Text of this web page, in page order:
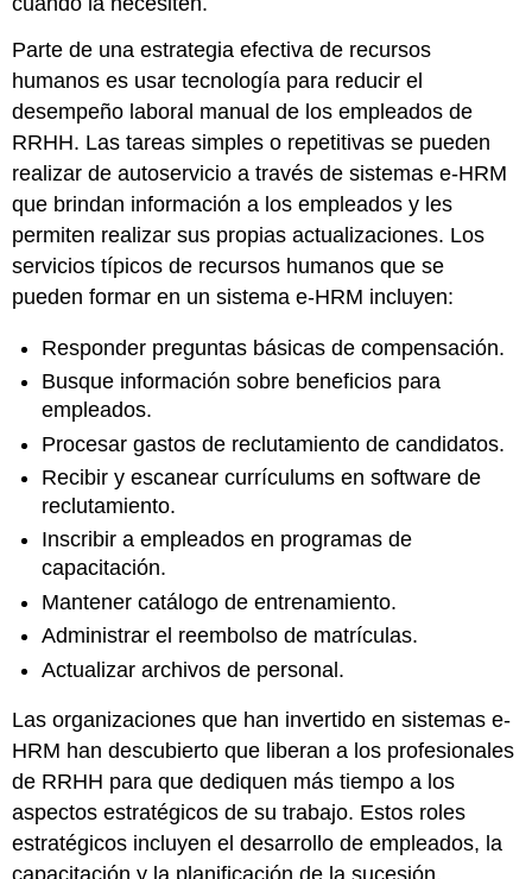
Parte de una estrategia efectiva de recursos
humanos es usar tecnología para reducir el
desempeño laboral manual de los empleados de
RRHH. Las tareas simples o repetitivas se pueden
realizar de autoservicio a través de sistemas e-HRM
que brindan información a los empleados y les
permiten realizar sus propias actualizaciones. Los
servicios típicos de recursos humanos que se
pueden formar en un sistema e-HRM incluyen:
Responder preguntas básicas de compensación.
Busque información sobre beneficios para
empleados.
Procesar gastos de reclutamiento de candidatos.
Recibir y escanear currículums en software de
reclutamiento.
Inscribir a empleados en programas de
capacitación.
Mantener catálogo de entrenamiento.
Administrar el reembolso de matrículas.
Actualizar archivos de personal.
Las organizaciones que han invertido en sistemas e-
HRM han descubierto que liberan a los profesionales
de RRHH para que dediquen más tiempo a los
aspectos estratégicos de su trabajo. Estos roles
estratégicos incluyen el desarrollo de empleados, la